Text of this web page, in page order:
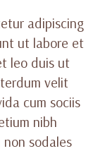
adipiscing
ut labore et
leo duis ut
velit
cum sociis
nibh
sodales